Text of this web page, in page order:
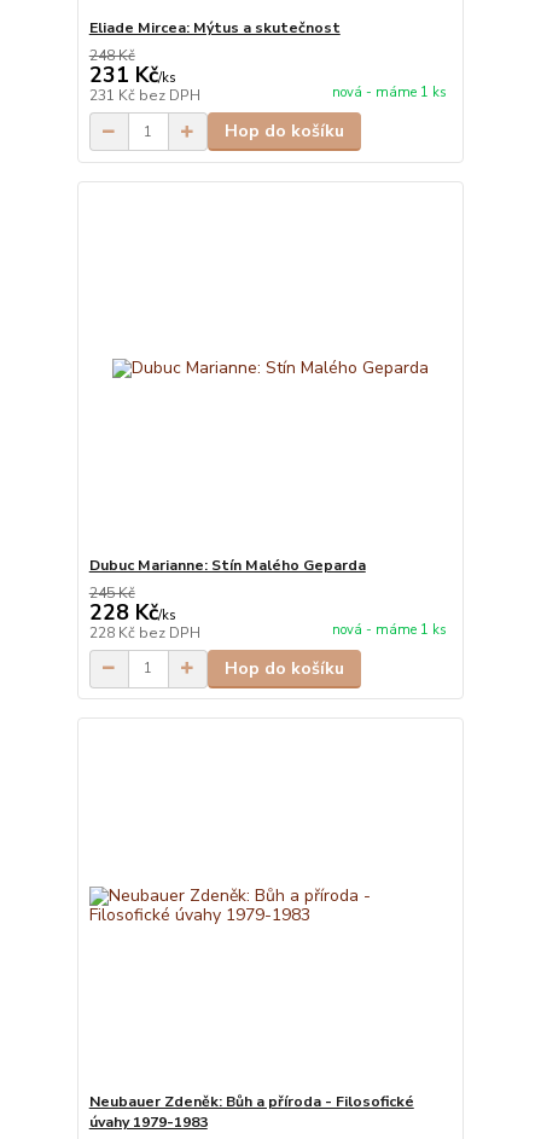
Eliade Mircea: Mýtus a skutečnost
248 Kč
231 Kč/ks
231 Kč bez DPH nová - máme 1 ks
Hop do košíku
Dubuc Marianne: Stín Malého Geparda
245 Kč
228 Kč/ks
228 Kč bez DPH nová - máme 1 ks
Hop do košíku
Neubauer Zdeněk: Bůh a příroda - Filosofické
úvahy 1979-1983